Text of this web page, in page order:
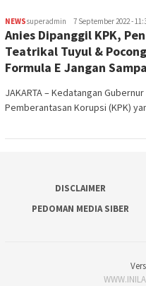
NEWSsuperadmin 7 September 2022 -
Anies Dipanggil KPK,
Teatrikal Tuyul &
Formula E Jangan
JAKARTA – Kedatangan
Pemberantasan Korupsi (KPK)
DISCLAIMER
PEDOMAN MEDIA SIBER